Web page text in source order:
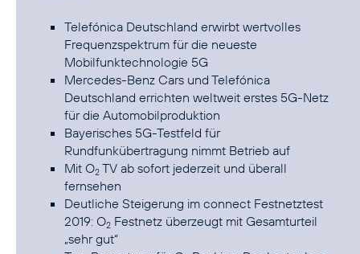
Telefónica Deutschland erwirbt wertvolles
Frequenzspektrum für die neueste
Mobilfunktechnologie 5G
Mercedes-Benz Cars und Telefónica
Deutschland errichten weltweit erstes 5G-Netz
für die Automobilproduktion
Bayerisches 5G-Testfeld für
Rundfunkübertragung nimmt Betrieb auf
Mit O2 TV ab sofort jederzeit und überall
fernsehen
Deutliche Steigerung im connect Festnetztest
2019: O2 Festnetz überzeugt mit Gesamturteil
„sehr gut“